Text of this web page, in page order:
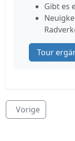
Gibt es
Tour
Vorige